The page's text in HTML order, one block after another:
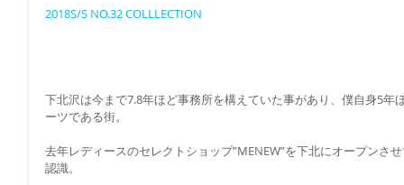
2018S/S NO.32 COLLLECTION
下北沢は今まで7.8年ほど事務所を構えていた事があり、僕自身5年
ーツである街。
去年レディースのセレクトショップ”MENEW”を下北にオープンさ
認識。